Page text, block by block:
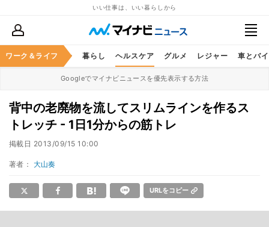
いい仕事は、いい暮らしから
ワーク＆ライフ
ススキル マネー 暮らし ヘルスケア グルメ レジャー 車とバ
Googleでマイナビニュースを優先表示する方法
背中の老廃物を流してスリムラインを作るス
トレッチ - 1日1分からの筋トレ
掲載日 2013/09/15 10:00
著者： 大山奏
URLをコピー